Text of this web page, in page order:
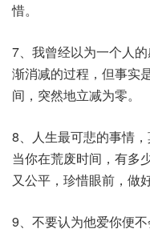
惜。
7、我曾经以为一个人
渐消减的过程，但事实
间，突然地立减为零。
8、人生最可悲的事情
当你在荒废时间，有多
又公平，珍惜眼前，做
9、不要认为他爱你便